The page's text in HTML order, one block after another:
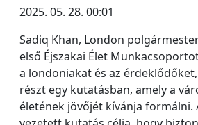
2025. 05. 28. 00:01
Sadiq Khan, London
első Éjszakai Élet
a londoniakat és az
részt egy kutatásban, amely a
életének jövőjét kívánja formálni.